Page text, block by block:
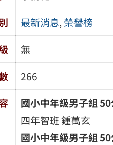
最新消息,榮譽榜
無
266
國小中年級男子組 50
四年智班 鍾萬玄
國小中年級男子組 50